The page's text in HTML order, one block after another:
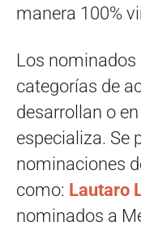
manera 100%
Los nominados
categorías de
desarrollan o
especializa. Se
nominaciones
como: Lautaro
nominados a